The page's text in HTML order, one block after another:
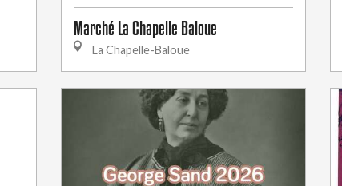
Marché La Chapelle Baloue
La Chapelle-Baloue